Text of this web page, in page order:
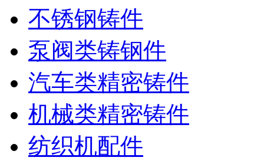
不锈钢铸件
泵阀类铸钢件
汽车类精密铸件
机械类精密铸件
纺织机配件